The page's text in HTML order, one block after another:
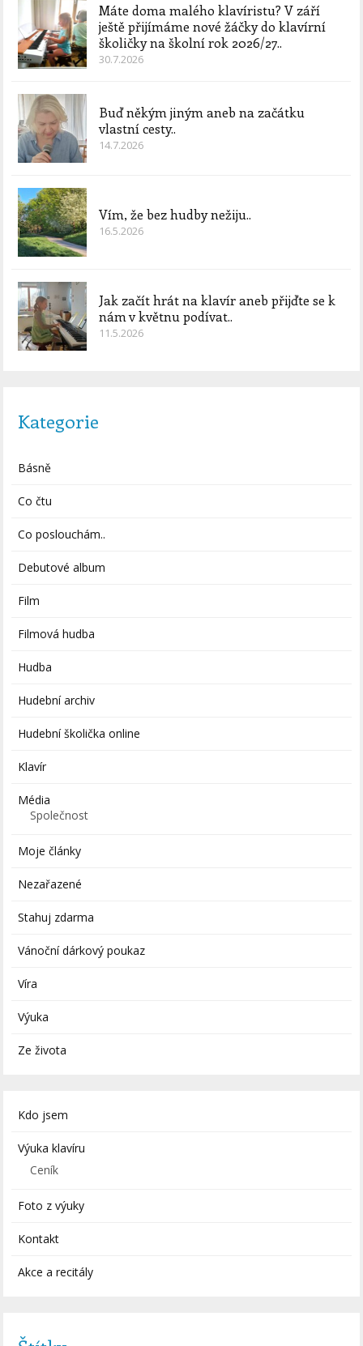
Máte doma malého klavíristu? V září
ještě přijímáme nové žáčky do klavírní
školičky na školní rok 2026/27..
30.7.2026
Buď někým jiným aneb na začátku
vlastní cesty..
14.7.2026
Vím, že bez hudby nežiju..
16.5.2026
Jak začít hrát na klavír aneb přijďte se k
nám v květnu podívat..
11.5.2026
Kategorie
Básně
Co čtu
Co poslouchám..
Debutové album
Film
Filmová hudba
Hudba
Hudební archiv
Hudební školička online
Klavír
Média
Společnost
Moje články
Nezařazené
Stahuj zdarma
Vánoční dárkový poukaz
Víra
Výuka
Ze života
Kdo jsem
Výuka klavíru
Ceník
Foto z výuky
Kontakt
Akce a recitály